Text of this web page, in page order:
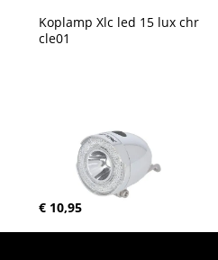
Koplamp Xlc led 15 lux chr
cle01
€ 10,95